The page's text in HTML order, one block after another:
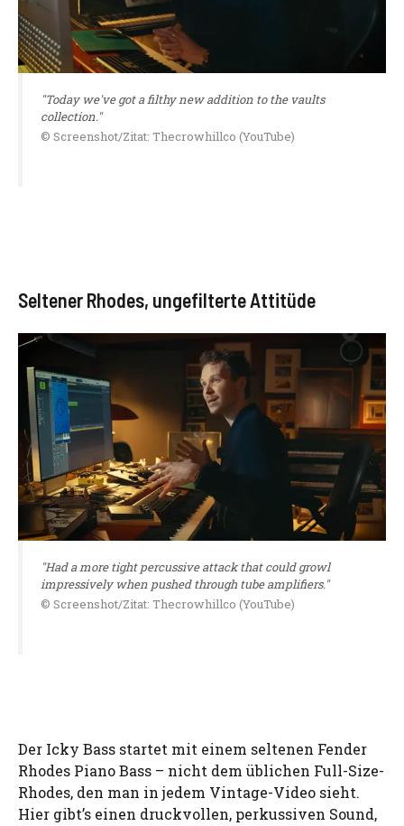
"Today we've got a filthy new addition to the vaults
collection."
© Screenshot/Zitat: Thecrowhillco (YouTube)
Seltener Rhodes, ungefilterte Attitüde
"Had a more tight percussive attack that could growl
impressively when pushed through tube amplifiers."
© Screenshot/Zitat: Thecrowhillco (YouTube)
Der Icky Bass startet mit einem seltenen Fender
Rhodes Piano Bass – nicht dem üblichen Full-Size-
Rhodes, den man in jedem Vintage-Video sieht.
Hier gibt’s einen druckvollen, perkussiven Sound,